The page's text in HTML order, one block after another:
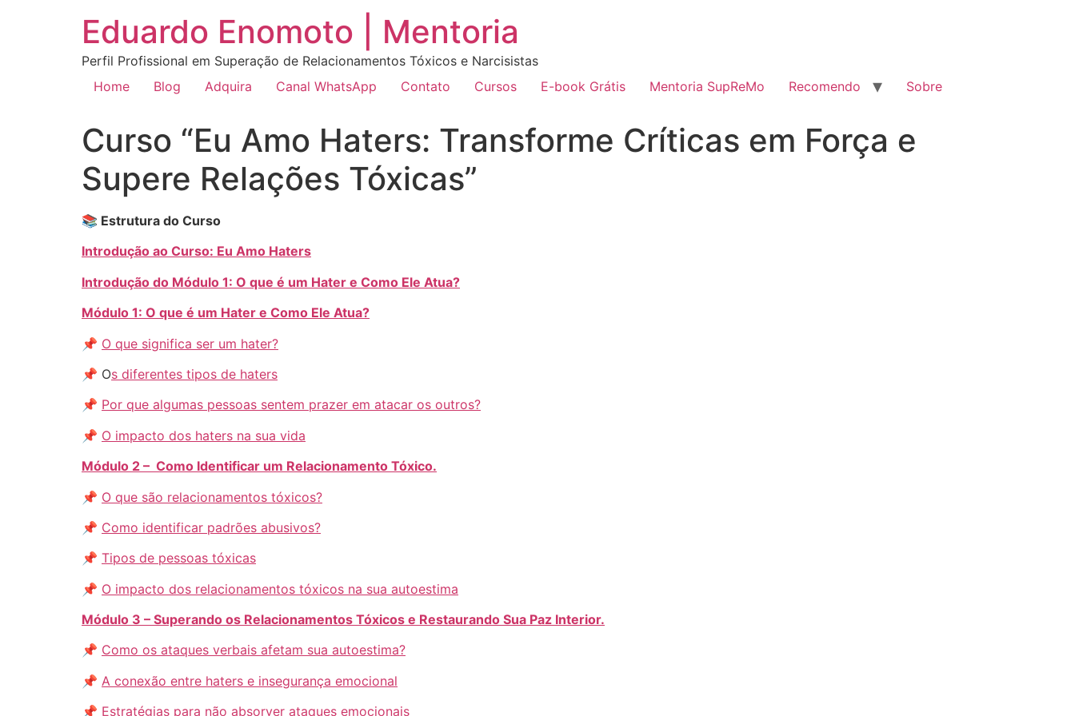
Eduardo Enomoto | Mentoria
Perfil Profissional em Superação de Relacionamentos Tóxicos e Narcisistas
Home
Blog Adquira Canal WhatsApp Contato Cursos E-book Grátis Mentoria SupReMo Recomendo Sobre
Curso “Eu Amo Haters: Transforme Críticas em Força e
Supere Relações Tóxicas”
📚 Estrutura do Curso
Introdução ao Curso: Eu Amo Haters
Introdução do Módulo 1: O que é um Hater e Como Ele Atua?
Módulo 1: O que é um Hater e Como Ele Atua?
📌 O que significa ser um hater?
📌 Os diferentes tipos de haters
📌 Por que algumas pessoas sentem prazer em atacar os outros?
📌 O impacto dos haters na sua vida
Módulo 2 – Como Identificar um Relacionamento Tóxico.
📌 O que são relacionamentos tóxicos?
📌 Como identificar padrões abusivos?
📌 Tipos de pessoas tóxicas
📌 O impacto dos relacionamentos tóxicos na sua autoestima
Módulo 3 – Superando os Relacionamentos Tóxicos e Restaurando Sua Paz Interior.
📌 Como os ataques verbais afetam sua autoestima?
📌 A conexão entre haters e insegurança emocional
📌 Estratégias para não absorver ataques emocionais